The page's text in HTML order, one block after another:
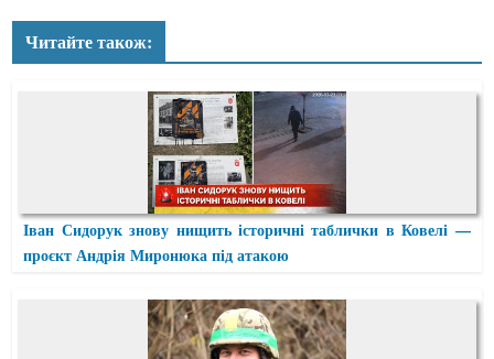
Читайте також:
Іван Сидорук знову нищить історичні таблички в Ковелі —
проєкт Андрія Миронюка під атакою